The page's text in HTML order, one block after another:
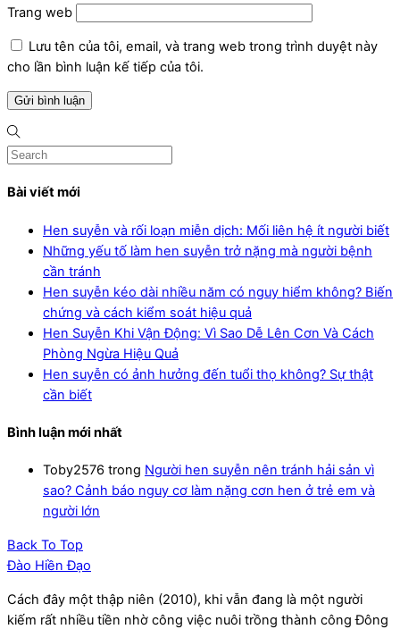
Trang web
Lưu tên của tôi, email, và trang web trong trình duyệt này
cho lần bình luận kế tiếp của tôi.
Bài viết mới
Hen suyễn và rối loạn miễn dịch: Mối liên hệ ít người biết
Những yếu tố làm hen suyễn trở nặng mà người bệnh
cần tránh
Hen suyễn kéo dài nhiều năm có nguy hiểm không? Biến
chứng và cách kiểm soát hiệu quả
Hen Suyễn Khi Vận Động: Vì Sao Dễ Lên Cơn Và Cách
Phòng Ngừa Hiệu Quả
Hen suyễn có ảnh hưởng đến tuổi thọ không? Sự thật
cần biết
Bình luận mới nhất
Toby2576 trong Người hen suyễn nên tránh hải sản vì
sao? Cảnh báo nguy cơ làm nặng cơn hen ở trẻ em và
người lớn
Back To Top
Đào Hiền Đạo
Cách đây một thập niên (2010), khi vẫn đang là một người
kiếm rất nhiều tiền nhờ công việc nuôi trồng thành công Đông